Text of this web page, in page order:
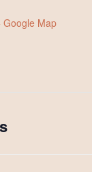
Google Map